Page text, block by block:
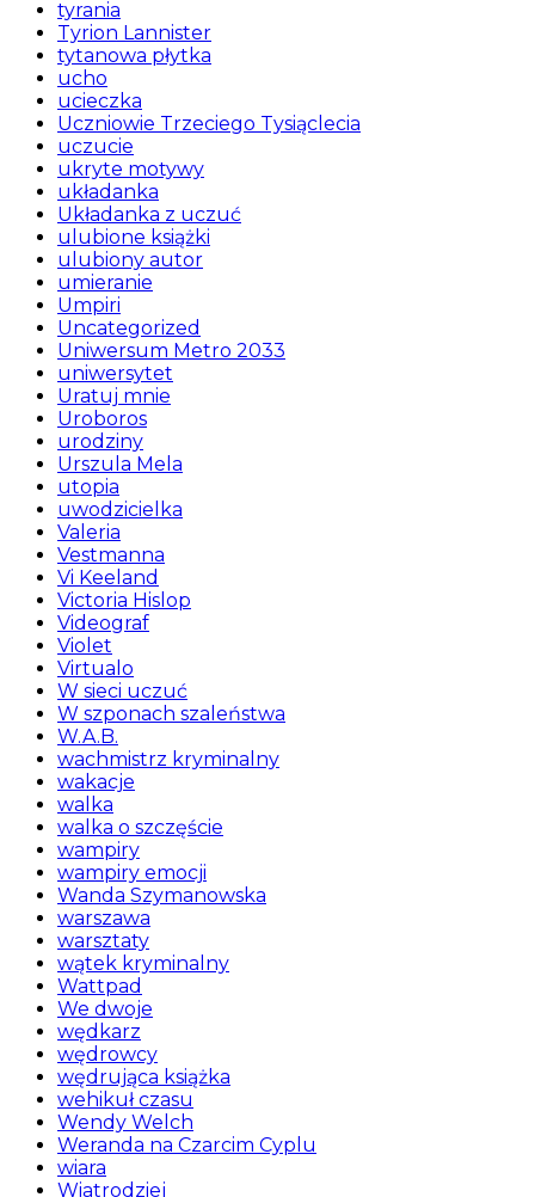
tyrania
Tyrion Lannister
tytanowa płytka
ucho
ucieczka
Uczniowie Trzeciego Tysiąclecia
uczucie
ukryte motywy
układanka
Układanka z uczuć
ulubione książki
ulubiony autor
umieranie
Umpiri
Uncategorized
Uniwersum Metro 2033
uniwersytet
Uratuj mnie
Uroboros
urodziny
Urszula Mela
utopia
uwodzicielka
Valeria
Vestmanna
Vi Keeland
Victoria Hislop
Videograf
Violet
Virtualo
W sieci uczuć
W szponach szaleństwa
W.A.B.
wachmistrz kryminalny
wakacje
walka
walka o szczęście
wampiry
wampiry emocji
Wanda Szymanowska
warszawa
warsztaty
wątek kryminalny
Wattpad
We dwoje
wędkarz
wędrowcy
wędrująca książka
wehikuł czasu
Wendy Welch
Weranda na Czarcim Cyplu
wiara
Wiatrodziej